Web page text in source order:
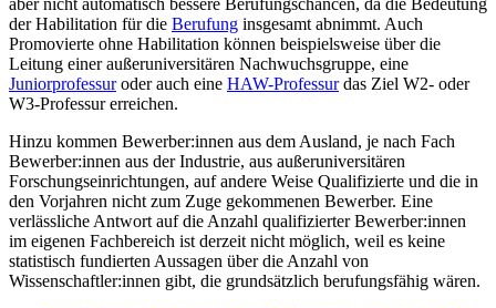
aber nicht automatisch bessere Berufungschancen, da die Bedeutung
der Habilitation für die Berufung insgesamt abnimmt. Auch
Promovierte ohne Habilitation können beispielsweise über die
Leitung einer außeruniversitären Nachwuchsgruppe, eine
Juniorprofessuroder auch eine HAW-Professurdas Ziel W2- oder
W3-Professur erreichen.
Hinzu kommen Bewerber:innen aus dem Ausland, je nach Fach
Bewerber:innen aus der Industrie, aus außeruniversitären
Forschungseinrichtungen, auf andere Weise Qualifizierte und die in
den Vorjahren nicht zum Zuge gekommenen Bewerber. Eine
verlässliche Antwort auf die Anzahl qualifizierter Bewerber:innen
im eigenen Fachbereich ist derzeit nicht möglich, weil es keine
statistisch fundierten Aussagen über die Anzahl von
Wissenschaftler:innen gibt, die grundsätzlich berufungsfähig wären.